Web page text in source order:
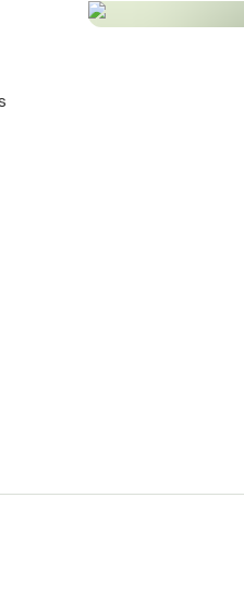
superiores a los de las arterias
para unos huesos
que la vitamina K2
el calcio se deposita
arterias calcificadas y, al
menores de 50 años,